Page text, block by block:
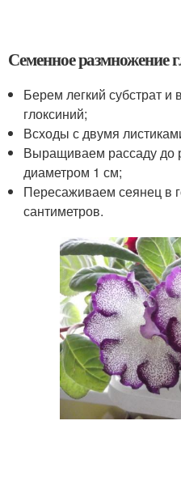
Семенное размножение
Берем легкий субстрат
глоксиний;
Всходы с двумя
Выращиваем рассаду до
диаметром 1 см;
Пересаживаем сеянец в
сантиметров.